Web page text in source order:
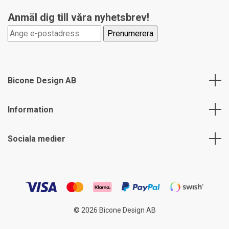
Anmäl dig till våra nyhetsbrev!
Bicone Design AB
Information
Sociala medier
© 2026 Bicone Design AB